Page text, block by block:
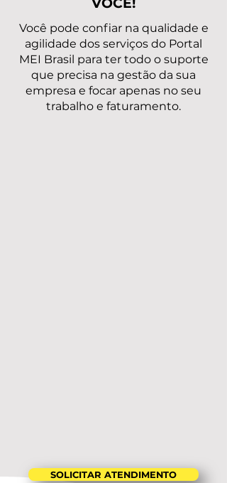
Você pode confiar na qualidade e
agilidade dos serviços do Portal
MEI Brasil para ter todo o suporte
que precisa na gestão da sua
empresa e focar apenas no seu
trabalho e faturamento.
SOLICITAR ATENDIMENTO